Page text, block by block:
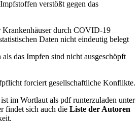
verstößt gegen das
durch COVID-19
Daten nicht eindeutig belegt
das Impfen sind nicht ausgeschöpft
forciert gesellschaftliche Konflikte.
im Wortlaut als pdf runterzuladen unter
findet sich auch die Liste der Autoren